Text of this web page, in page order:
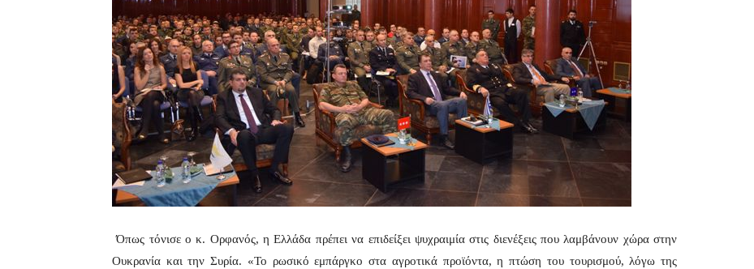
Όπως τόνισε ο κ. Ορφανός, η Ελλάδα πρέπει να επιδείξει ψυχραιμία στις διενέξεις που λαμβάνουν χώρα στην
Ουκρανία και την Συρία. «Το ρωσικό εμπάργκο στα αγροτικά προϊόντα, η πτώση του τουρισμού, λόγω της